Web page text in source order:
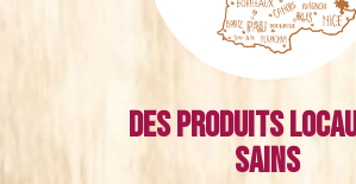
Des produits
sains